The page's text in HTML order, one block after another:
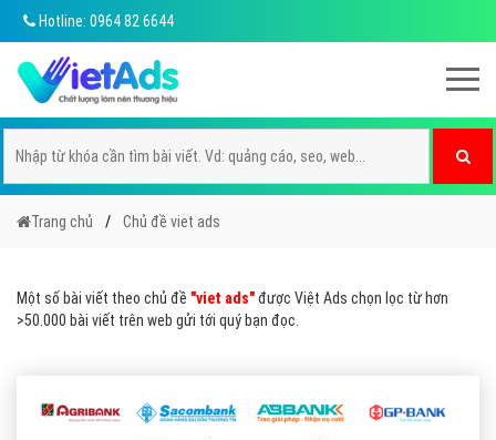
Hotline: 0964 82 6644
Trang chủ Chủ đề viet ads
Một số bài viết theo chủ đề "viet ads"được Việt Ads chọn lọc từ hơn
>50.000 bài viết trên web gửi tới quý bạn đọc.